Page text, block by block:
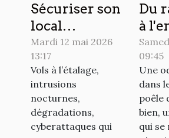
Sécuriser son
local
professionnel
: les erreurs à
ne plus
commettre
Mardi 12 mai 2026
13:17
Vols à l’étalage,
intrusions
nocturnes,
dégradations,
cyberattaques qui
Du
à
09:45
Une
dans
poêle
bien,
qui se